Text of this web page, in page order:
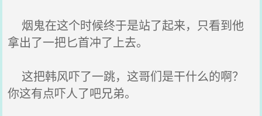
烟鬼在这个时候终于是站了起来，只看到他
拿出了一把匕首冲了上去。
这把韩风吓了一跳，这哥们是干什么的啊？
你这有点吓人了吧兄弟。